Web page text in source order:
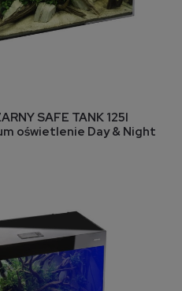
koszyka
SAFE TANK 125l
oświetlenie Day & Night